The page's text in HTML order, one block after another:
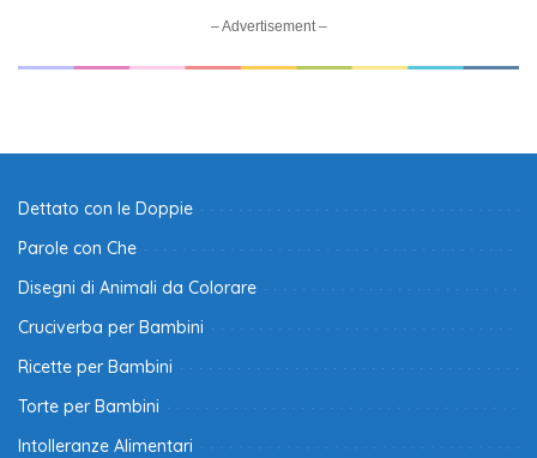
– Advertisement –
Dettato con le Doppie
Parole con Che
Disegni di Animali da Colorare
Cruciverba per Bambini
Ricette per Bambini
Torte per Bambini
Intolleranze Alimentari